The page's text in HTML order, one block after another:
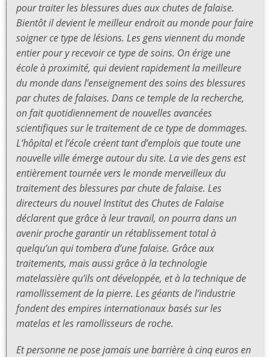
pour traiter les blessures dues aux chutes de falaise.
Bientôt il devient le meilleur endroit au monde pour faire
soigner ce type de lésions. Les gens viennent du monde
entier pour y recevoir ce type de soins. On érige une
école à proximité, qui devient rapidement la meilleure
du monde dans l’enseignement des soins des blessures
par chutes de falaises. Dans ce temple de la recherche,
on fait quotidiennement de nouvelles avancées
scientifiques sur le traitement de ce type de dommages.
L’hôpital et l’école créent tant d’emplois que toute une
nouvelle ville émerge autour du site. La vie des gens est
entièrement tournée vers le monde merveilleux du
traitement des blessures par chute de falaise. Les
directeurs du nouvel Institut des Chutes de Falaise
déclarent que grâce à leur travail, on pourra dans un
avenir proche garantir un rétablissement total à
quelqu’un qui tombera d’une falaise. Grâce aux
traitements, mais aussi grâce à la technologie
matelassière qu’ils ont développée, et à la technique de
ramollissement de la pierre. Les géants de l’industrie
fondent des empires internationaux basés sur les
matelas et les ramollisseurs de roche.
Et personne ne pose jamais une barrière à cinq euros en